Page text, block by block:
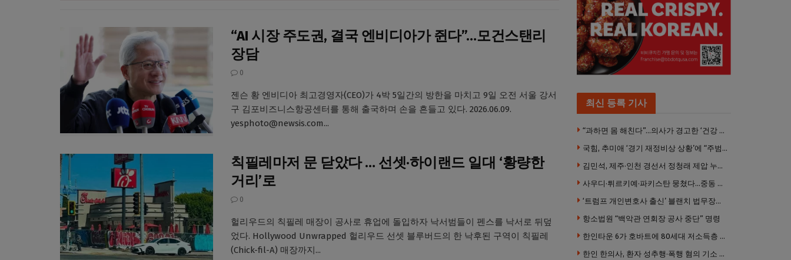
“AI 시장 주도권, 결국 엔비디아가 쥔다”…모건스탠리
장담
0
젠슨 황 엔비디아 최고경영자(CEO)가 4박 5일간의 방한을 마치고 9일 오전 서울 강서
구 김포비즈니스항공센터를 통해 출국하며 손을 흔들고 있다. 2026.06.09.
yesphoto@newsis.com...
칙필레마저 문 닫았다 … 선셋·하이랜드 일대 ‘황량한
거리’로
0
헐리우드의 칙필레 매장이 공사로 휴업에 돌입하자 낙서범들이 펜스를 낙서로 뒤덮
었다. Hollywood Unwrapped 헐리우드 선셋 블루버드의 한 낙후된 구역이 칙필레
(Chick-fil-A) 매장까지...
최신 등록 기사
“과하면 몸 해친다”…의사가 경고한 ‘건강 습관’ 5가지
국힘, 추미애 ‘경기 재정비상 상황’에 “주범은 이재명 전 지사”
김민석, 제주·인천 경선서 정청래 제압 누적 1위 탈환
사우디·튀르키예·파키스탄 뭉쳤다…중동 새 안보축 부상하나
‘트럼프 개인변호사 출신’ 블랜치 법무장관 인준…상원 50대49 가결
항소법원 “백악관 연회장 공사 중단” 명령
한인타운 6가 호바트에 80세대 저소득층 아파트 준공
한인 한의사, 환자 성추행·폭행 혐의 기소 … 면허 긴급정지